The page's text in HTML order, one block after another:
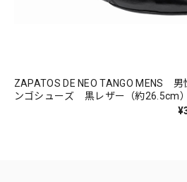
ZAPATOS DE NEO TANGO MENS 男
ンゴシューズ 黒レザー（約26.5cm）